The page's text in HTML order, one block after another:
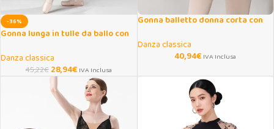
-36%
Gonna lunga in tulle da ballo con
Danza classica
45,22€ 28,94€ IVA Inclusa
Gonna balletto donna corta con
Danza classica
40,94€ IVA Inclusa